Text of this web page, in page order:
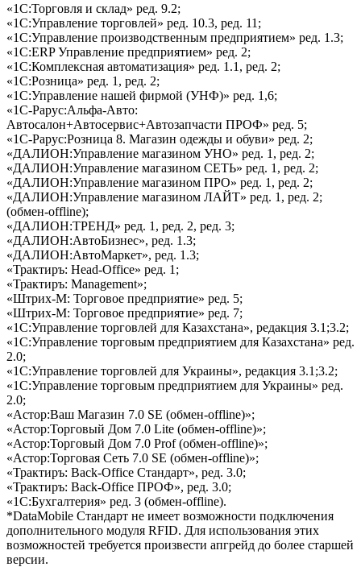
«1С:Торговля и склад» ред. 9.2;
«1С:Управление торговлей» ред. 10.3, ред. 11;
«1С:Управление производственным предприятием» ред. 1.3;
«1С:ERP Управление предприятием» ред. 2;
«1С:Комплексная автоматизация» ред. 1.1, ред. 2;
«1С:Розница» ред. 1, ред. 2;
«1С:Управление нашей фирмой (УНФ)» ред. 1,6;
«1С-Рарус:Альфа-Авто:
Автосалон+Автосервис+Автозапчасти ПРОФ» ред. 5;
«1С-Рарус:Розница 8. Магазин одежды и обуви» ред. 2;
«ДАЛИОН:Управление магазином УНО» ред. 1, ред. 2;
«ДАЛИОН:Управление магазином СЕТЬ» ред. 1, ред. 2;
«ДАЛИОН:Управление магазином ПРО» ред. 1, ред. 2;
«ДАЛИОН:Управление магазином ЛАЙТ» ред. 1, ред. 2;
(обмен-offline);
«ДАЛИОН:ТРЕНД» ред. 1, ред. 2, ред. 3;
«ДАЛИОН:АвтоБизнес», ред. 1.3;
«ДАЛИОН:АвтоМаркет», ред. 1.3;
«Трактиръ: Head-Office» ред. 1;
«Трактиръ: Management»;
«Штрих-М: Торговое предприятие» ред. 5;
«Штрих-М: Торговое предприятие» ред. 7;
«1С:Управление торговлей для Казахстана», редакция 3.1;3.2;
«1С:Управление торговым предприятием для Казахстана» ред.
2.0;
«1С:Управление торговлей для Украины», редакция 3.1;3.2;
«1С:Управление торговым предприятием для Украины» ред.
2.0;
«Астор:Ваш Магазин 7.0 SE (обмен-offline)»;
«Астор:Торговый Дом 7.0 Lite (обмен-offline)»;
«Астор:Торговый Дом 7.0 Prof (обмен-offline)»;
«Астор:Торговая Сеть 7.0 SE (обмен-offline)»;
«Трактиръ: Back-Office Стандарт», ред. 3.0;
«Трактиръ: Back-Office ПРОФ», ред. 3.0;
«1С:Бухгалтерия» ред. 3 (обмен-offline).
*DataMobile Стандарт не имеет возможности подключения
дополнительного модуля RFID. Для использования этих
возможностей требуется произвести апгрейд до более старшей
версии.